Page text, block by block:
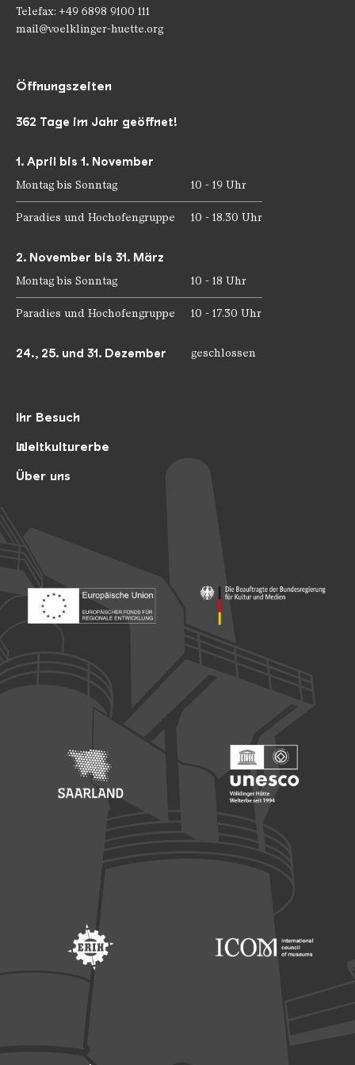
Telefax: +49 6898 9100 111
mail@voelklinger-huette.org
Ihr Besuch
Weltkulturerbe
Über uns
Öffnungszeiten
362 Tage im Jahr geöffnet!
1. April bis 1. November
Montag bis Sonntag 10 - 19 Uhr
Paradies und Hochofengruppe 10 - 18.30 Uhr
2. November bis 31. März
Montag bis Sonntag 10 - 18 Uhr
Paradies und Hochofengruppe 10 - 17.30 Uhr
24., 25. und 31. Dezember geschlossen